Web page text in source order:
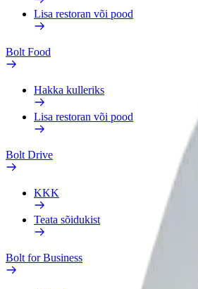
Lisa restoran või pood
Bolt Food
Hakka kulleriks
Lisa restoran või pood
Bolt Drive
KKK
Teata sõidukist
Bolt for Business